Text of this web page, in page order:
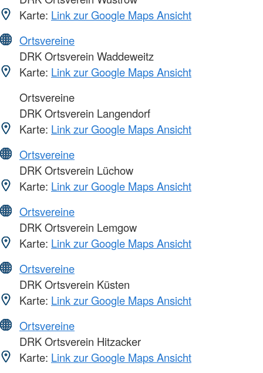
Karte: Link zur Google Maps Ansicht
Ortsvereine
DRK Ortsverein Waddeweitz
Karte: Link zur Google Maps Ansicht
Ortsvereine
DRK Ortsverein Langendorf
Karte: Link zur Google Maps Ansicht
Ortsvereine
DRK Ortsverein Lüchow
Karte: Link zur Google Maps Ansicht
Ortsvereine
DRK Ortsverein Lemgow
Karte: Link zur Google Maps Ansicht
Ortsvereine
DRK Ortsverein Küsten
Karte: Link zur Google Maps Ansicht
Ortsvereine
DRK Ortsverein Hitzacker
Karte: Link zur Google Maps Ansicht